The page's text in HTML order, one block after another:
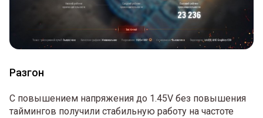
Разгон
С повышением напряжения до 1.45V без повышения
таймингов получили стабильную работу на частоте